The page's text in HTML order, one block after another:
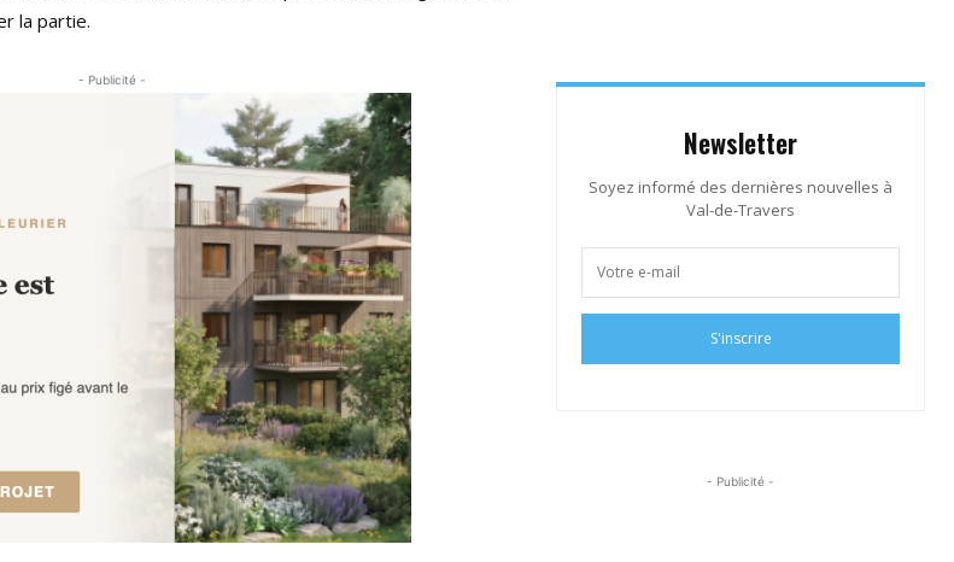
la partie.
- Publicité -
Newsletter
Soyez informé des dernières nouvelles à
Val-de-Travers
S'inscrire
- Publicité -